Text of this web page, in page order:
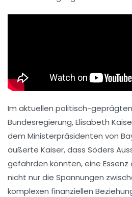
Im aktuellen politisch-
Bundesregierung,Elisabeth
dem Ministerpräsidenten von
äußerte Kaiser, dass Söders
gefährden könnten, eine
nicht nur die Spannungen
komplexen finanziellen